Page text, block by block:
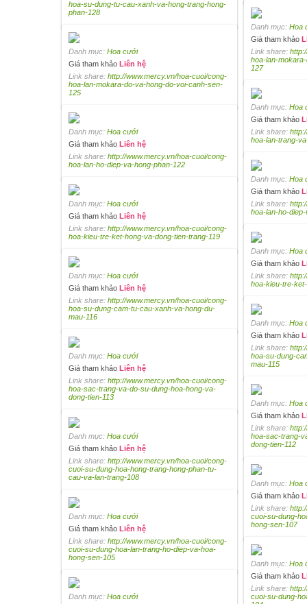
hoa-su-dung-tu-cau-xanh-va-hong-trang-hong-
phan-128
Danh mục: Hoa
Giá tham khảo
Link share:
hoa-lan-
127
Danh mục: Hoa cưới
Giá tham khảo Liên hệ
Link share: http://www.mercy.vn/hoa-cuoi/cong-
hoa-lan-mokara-do-va-hong-do-voi-canh-sen-
125
Danh mục: Hoa
Giá tham khảo
Link share:
hoa-lan-trang-
Danh mục: Hoa cưới
Giá tham khảo Liên hệ
Link share: http://www.mercy.vn/hoa-cuoi/cong-
hoa-lan-ho-diep-va-hong-phan-122
Danh mục: Hoa
Giá tham khảo
Link share:
hoa-lan-ho-
Danh mục: Hoa cưới
Giá tham khảo Liên hệ
Link share: http://www.mercy.vn/hoa-cuoi/cong-
hoa-kieu-tre-ket-hong-va-dong-tien-trang-119
Danh mục: Hoa
Giá tham khảo
Link share:
hoa-kieu-tre-
Danh mục: Hoa cưới
Giá tham khảo Liên hệ
Link share: http://www.mercy.vn/hoa-cuoi/cong-
hoa-su-dung-cam-tu-cau-xanh-va-hong-du-
mau-116
Danh mục: Hoa
Giá tham khảo
Link share:
hoa-su-dung-
mau-115
Danh mục: Hoa cưới
Giá tham khảo Liên hệ
Link share: http://www.mercy.vn/hoa-cuoi/cong-
hoa-sac-trang-va-do-su-dung-hoa-hong-va-
dong-tien-113
Danh mục: Hoa
Giá tham khảo
Link share:
hoa-sac-trang-
dong-tien-112
Danh mục: Hoa cưới
Giá tham khảo Liên hệ
Link share: http://www.mercy.vn/hoa-cuoi/cong-
cuoi-su-dung-hoa-hong-trang-hong-phan-tu-
cau-va-lan-trang-108
Danh mục: Hoa
Giá tham khảo
Link share:
cuoi-su-dung-
hong-sen-107
Danh mục: Hoa cưới
Giá tham khảo Liên hệ
Link share: http://www.mercy.vn/hoa-cuoi/cong-
cuoi-su-dung-hoa-lan-trang-ho-diep-va-hoa-
hong-sen-105
Danh mục: Hoa
Giá tham khảo
Link share:
cuoi-su-dung-
Danh mục: Hoa cưới